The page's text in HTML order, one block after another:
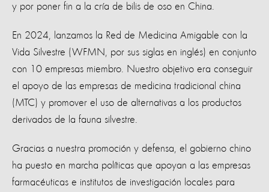
y por poner fin a la cría de bilis de oso en China.
En 2024, lanzamos la Red de Medicina Amigable con la
Vida Silvestre (WFMN, por sus siglas en inglés) en conjunto
con 10 empresas miembro. Nuestro objetivo era conseguir
el apoyo de las empresas de medicina tradicional china
(MTC) y promover el uso de alternativas a los productos
derivados de la fauna silvestre.
Gracias a nuestra promoción y defensa, el gobierno chino
ha puesto en marcha políticas que apoyan a las empresas
farmacéuticas e institutos de investigación locales para